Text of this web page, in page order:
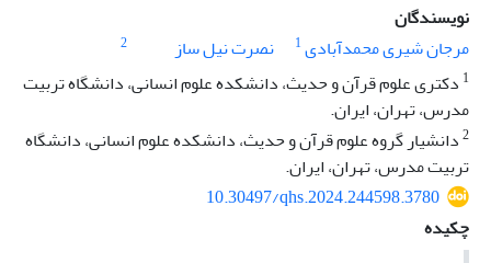
نویسندگان
مرجان شیری محمدآبادی1 نصرت نیل ساز
2
1 دکتری علوم قرآن و حدیث، دانشکده علوم انسانی، دانشگاه تربیت
مدرس، تهران، ایران.
2دانشیار گروه علوم قرآن و حدیث، دانشکده علوم انسانی، دانشگاه
تربیت مدرس، تهران، ایران.
10.30497/qhs.2024.244598.3780
چکیده